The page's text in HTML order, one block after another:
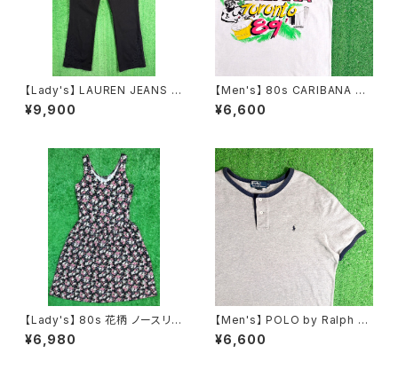
【Lady's】 LAUREN JEANS R
ALPH LAUREN レースデザイ
ン フレアパンツ / 古着 パンツ フ
¥9,900
【Men's】 80s CARIBANA To
ronto 89' Tシャツ / 80年代
ティーシャツ T-Shirt 古着 228
¥6,600
【Lady's】 80s 花柄 ノースリー
ブ ワンピース / アメリカ製 USA
製 80年代 ワンプ 古着 夏 レデ
¥6,980
【Men's】 POLO by Ralph La
uren 鹿の子素材 ヘンリーネッ
ク トップス / ラルフローレン ポ
¥6,600